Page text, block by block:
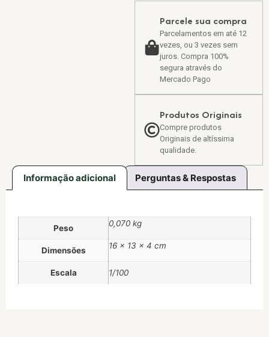
Parcele sua compra
Parcelamentos em até 12
vezes, ou 3 vezes sem
juros. Compra 100%
segura através do
Mercado Pago
Produtos Originais
Compre produtos
Originais de altíssima
qualidade.
Informação adicional Perguntas & Respostas
Peso 0,070 kg
Dimensões 16 × 13 × 4 cm
Escala 1/100